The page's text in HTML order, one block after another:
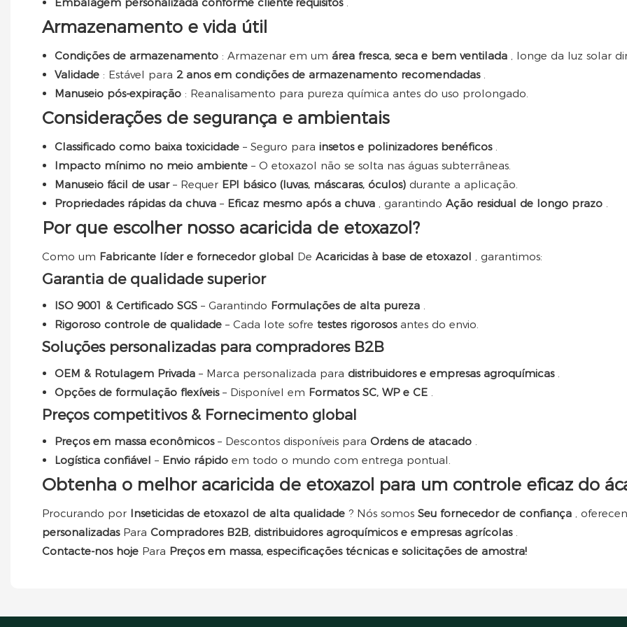
Armazenamento e vida útil
Condições de armazenamento : Armazenar em um área fresca, seca e bem ventilada , longe da luz solar
Validade : Estável para 2 anos em condições de armazenamento recomendadas .
Manuseio pós-expiração : Reanalisamento para pureza química antes do uso prolongado.
Considerações de segurança e ambientais
Classificado como baixa toxicidade – Seguro para insetos e polinizadores benéficos .
Impacto mínimo no meio ambiente – O etoxazol não se solta nas águas subterrâneas.
Manuseio fácil de usar – Requer EPI básico (luvas, máscaras, óculos) durante a aplicação.
Propriedades rápidas da chuva – Eficaz mesmo após a chuva , garantindo Ação residual de longo prazo .
Por que escolher nosso acaricida de etoxazol?
Como um Fabricante líder e fornecedor global De Acaricidas à base de etoxazol , garantimos:
Garantia de qualidade superior
ISO 9001 & Certificado SGS – Garantindo Formulações de alta pureza .
Rigoroso controle de qualidade – Cada lote sofre testes rigorosos antes do envio.
Soluções personalizadas para compradores B2B
OEM & Rotulagem Privada – Marca personalizada para distribuidores e empresas agroquímicas .
Opções de formulação flexíveis – Disponível em Formatos SC, WP e CE .
Preços competitivos & Fornecimento global
Preços em massa econômicos – Descontos disponíveis para Ordens de atacado .
Logística confiável – Envio rápido em todo o mundo com entrega pontual.
Obtenha o melhor acaricida de etoxazol para um controle eficaz do
Procurando por Inseticidas de etoxazol de alta qualidade ? Nós somos Seu fornecedor de confiança ,
personalizadas Para Compradores B2B, distribuidores agroquímicos e empresas agrícolas .
Contacte-nos hoje Para Preços em massa, especificações técnicas e solicitações de amostra!